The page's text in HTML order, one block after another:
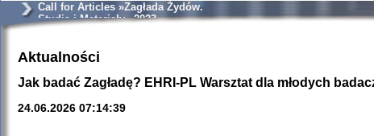
Natalia Aleksiun,
Deborah Dash
Turski, Laurence
Call for Articles »Zagłada Żydów.
Studia i Materiały« 2023
Aktualności
Jak badać Zagładę? EHRI-PL Warsztat dla młodych
24.06.2026 07:14:39